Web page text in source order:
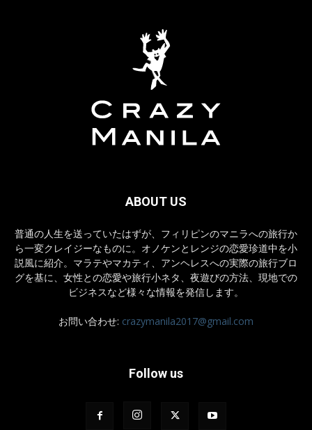
ABOUT US
普通の人生を送っていたはずが、フィリピンのマニラへの旅行か
ら一変クレイジーなものに。オノケンとレンジの恋愛珍道中を小
説風に紹介。マラテやマカティ、アンヘレスへの実際の旅行ブロ
グを基に、女性との恋愛や旅行小ネタ、夜遊びの方法、現地での
ビジネスなど様々な情報を発信します。
お問い合わせ: crazymanila2017@gmail.com
Follow us